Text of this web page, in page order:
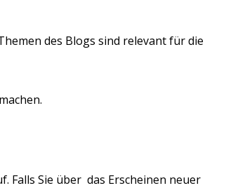
des Blogs sind relevant für die
Falls Sie über das Erscheinen neuer